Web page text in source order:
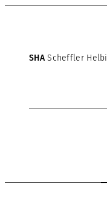
SHAScheffler